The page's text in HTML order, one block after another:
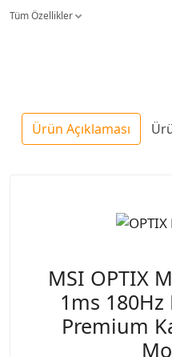
Tüm Özellikler
Ürün Açıklaması
MSI OPTIX
1ms 180Hz
Premium